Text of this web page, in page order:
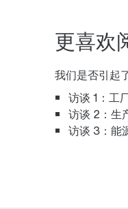
更喜欢
我们是否引起
访谈 1：工
访谈 2：生
访谈 3：能